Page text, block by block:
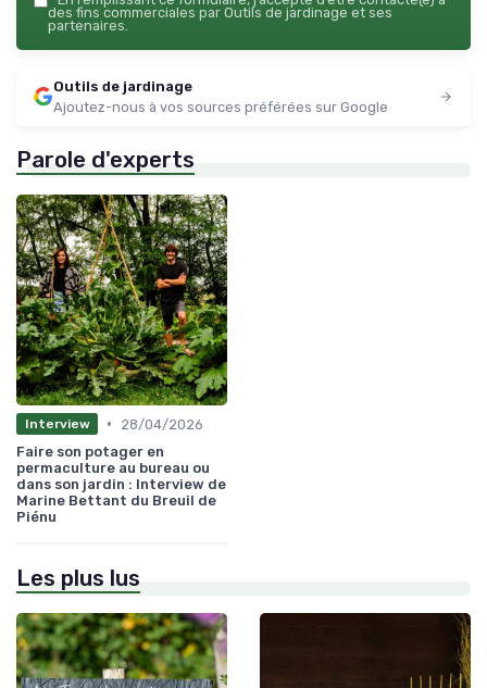
des fins commerciales par Outils de jardinage et ses
partenaires.
Outils de jardinage
Ajoutez-nous à vos sources préférées sur Google
Parole d'experts
Interview •
28/04/2026
Faire son potager en
permaculture au bureau ou
dans son jardin : Interview de
Marine Bettant du Breuil de
Piénu
Les plus lus